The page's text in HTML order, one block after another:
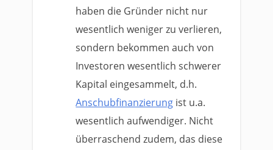
haben die Gründer nicht nur
wesentlich weniger zu verlieren,
sondern bekommen auch von
Investoren wesentlich schwerer
Kapital eingesammelt, d.h.
Anschubfinanzierung ist u.a.
wesentlich aufwendiger. Nicht
überraschend zudem, das diese